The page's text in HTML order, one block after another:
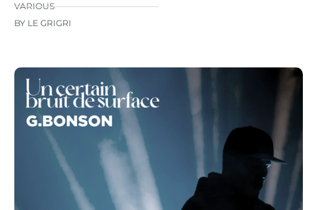
VARIOUS
BY LE GRIGRI